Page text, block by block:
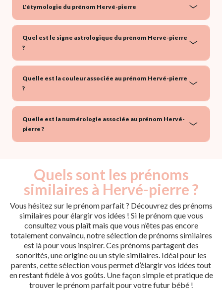
L'étymologie du prénom Hervé-pierre
Quel est le signe astrologique du prénom Hervé-pierre
?
Quelle est la couleur associée au prénom Hervé-pierre
?
Quelle est la numérologie associée au prénom Hervé-
pierre ?
Quels sont les prénoms
similaires à Hervé-pierre ?
Vous hésitez sur le prénom parfait ? Découvrez des prénoms
similaires pour élargir vos idées ! Si le prénom que vous
consultez vous plaît mais que vous n’êtes pas encore
totalement convaincu, notre sélection de prénoms similaires
est là pour vous inspirer. Ces prénoms partagent des
sonorités, une origine ou un style similaires. Idéal pour les
parents, cette sélection vous permet d’élargir vos idées tout
en restant fidèle à vos goûts. Une façon simple et pratique de
trouver le prénom parfait pour votre futur bébé !